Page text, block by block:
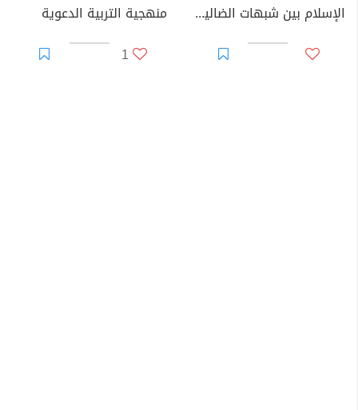
الإسلام بين شبهات الضالين وأكاذيب المفترين
منهجية التربية الدعوية
1